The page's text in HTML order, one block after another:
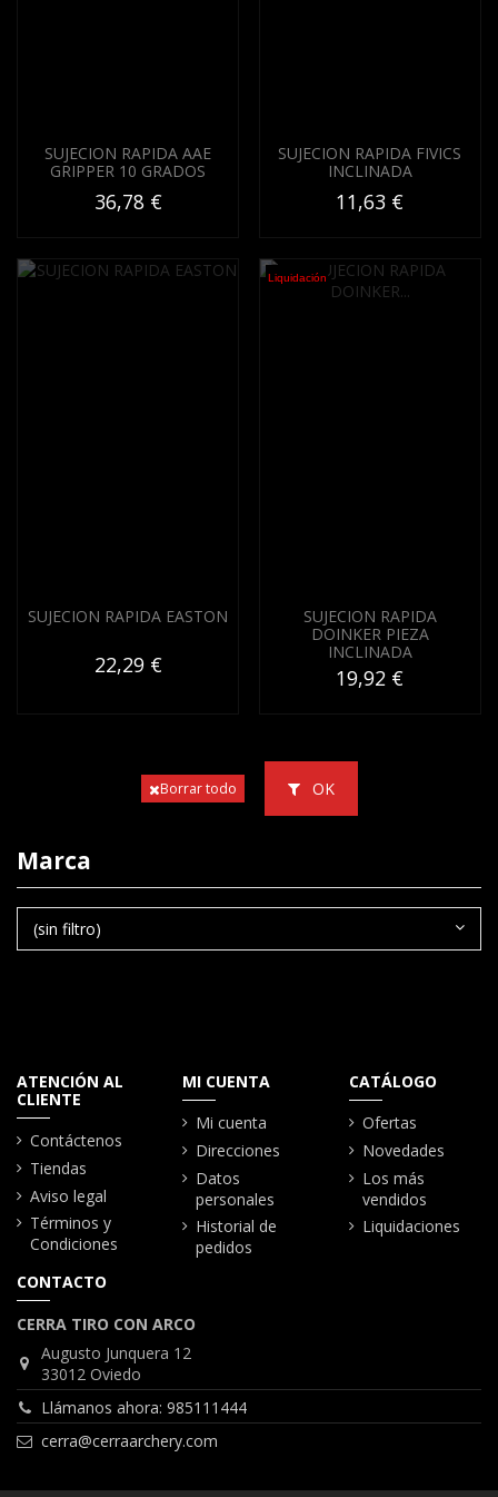
SUJECION RAPIDA AAE
GRIPPER 10 GRADOS
36,78 €
SUJECION RAPIDA FIVICS
INCLINADA
11,63 €
SUJECION RAPIDA EASTON
22,29 €
Liquidación
SUJECION RAPIDA
DOINKER PIEZA
INCLINADA
19,92 €
Borrar todo OK
Marca
(sin filtro)
ATENCIÓN AL
CLIENTE
Contáctenos
Tiendas
Aviso legal
Términos y
Condiciones
MI CUENTA
Mi cuenta
Direcciones
Datos
personales
Historial de
pedidos
CATÁLOGO
Ofertas
Novedades
Los más
vendidos
Liquidaciones
CONTACTO
CERRA TIRO CON ARCO
Augusto Junquera 12
33012 Oviedo
Llámanos ahora: 985111444
cerra@cerraarchery.com